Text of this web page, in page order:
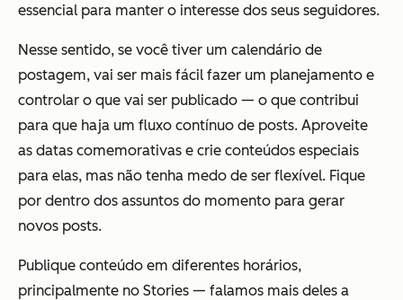
essencial para manter o interesse dos seus seguidores.
Nesse sentido, se você tiver um calendário de
postagem, vai ser mais fácil fazer um planejamento e
controlar o que vai ser publicado — o que contribui
para que haja um fluxo contínuo de posts. Aproveite
as datas comemorativas e crie conteúdos especiais
para elas, mas não tenha medo de ser flexível. Fique
por dentro dos assuntos do momento para gerar
novos posts.
Publique conteúdo em diferentes horários,
principalmente no Stories — falamos mais deles a